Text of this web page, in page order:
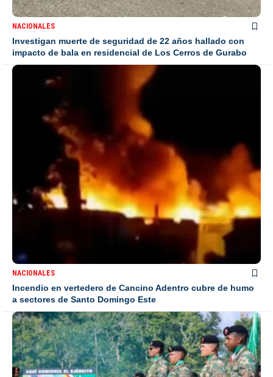
NACIONALES
Investigan muerte de seguridad de 22 años hallado con
impacto de bala en residencial de Los Cerros de Gurabo
NACIONALES
Incendio en vertedero de Cancino Adentro cubre de humo
a sectores de Santo Domingo Este